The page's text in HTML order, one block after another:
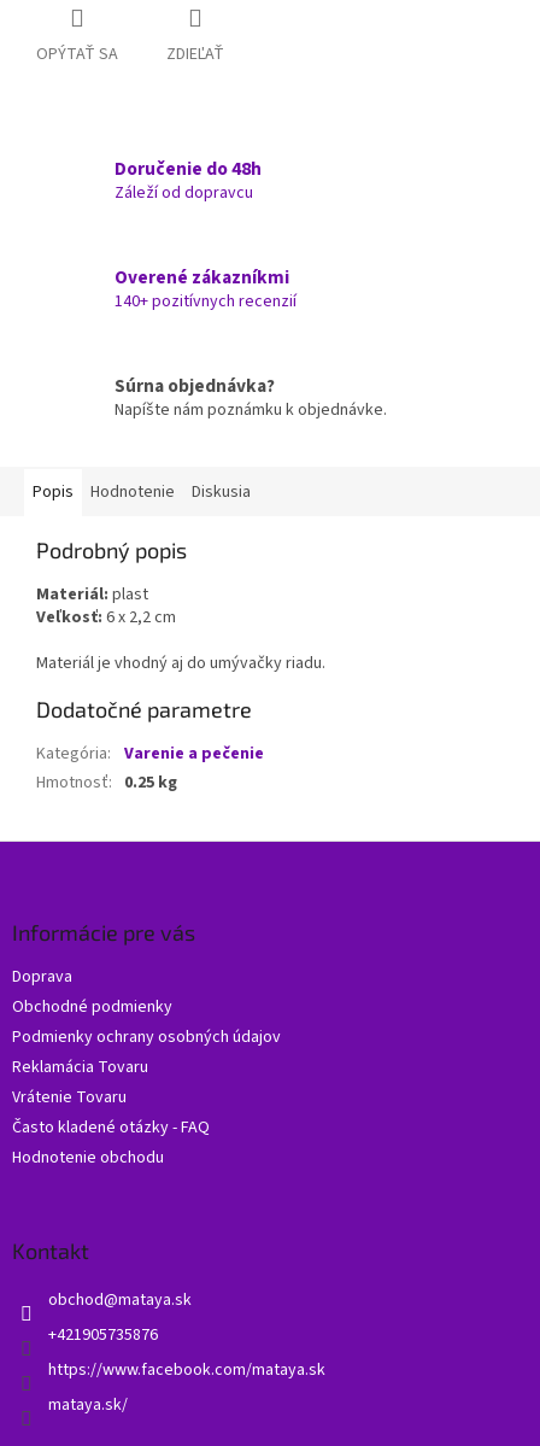
OPÝTAŤ SA ZDIEĽAŤ
Doručenie do 48h
Záleží od dopravcu
Overené zákazníkmi
140+ pozitívnych recenzií
Súrna objednávka?
Napíšte nám poznámku k objednávke.
Popis Hodnotenie Diskusia
Podrobný popis
Materiál: plast
Veľkosť: 6 x 2,2 cm
Materiál je vhodný aj do umývačky riadu.
Dodatočné parametre
Kategória: Varenie a pečenie
Hmotnosť: 0.25 kg
Informácie pre vás
Doprava
Obchodné podmienky
Podmienky ochrany osobných údajov
Reklamácia Tovaru
Vrátenie Tovaru
Často kladené otázky - FAQ
Hodnotenie obchodu
Kontakt
obchod@mataya.sk
+421905735876
https://www.facebook.com/mataya.sk
mataya.sk/